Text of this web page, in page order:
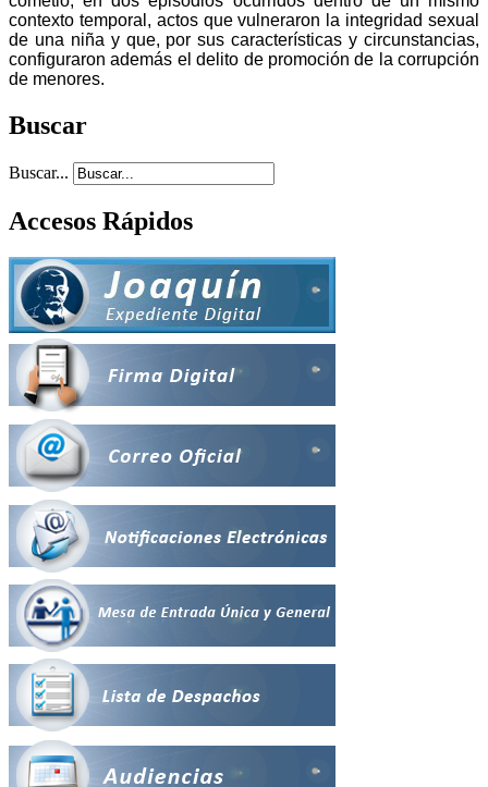
contexto temporal, actos que vulneraron la integridad sexual
de una niña y que, por sus características y circunstancias,
configuraron además el delito de promoción de la corrupción
de menores.
Buscar
Buscar...
Accesos Rápidos